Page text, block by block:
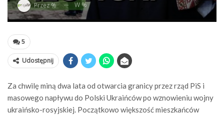
Przez % W %
5
Udostępnij
Za chwilę miną dwa lata od otwarcia granicy przez rząd PiS i
masowego napływu do Polski Ukraińców po wznowieniu wojny
ukraińsko-rosyjskiej. Początkowo większość mieszkańców